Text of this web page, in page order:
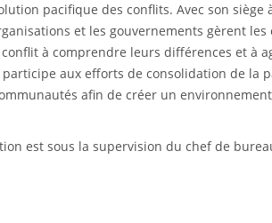
pacifique des conflits. Avec son siège
et les gouvernements gèrent les
à comprendre leurs différences et à
aux efforts de consolidation de la
afin de créer un environnement
est sous la supervision du chef de